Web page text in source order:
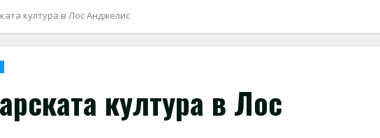
култура в Лос Анджелис
култура в Лос